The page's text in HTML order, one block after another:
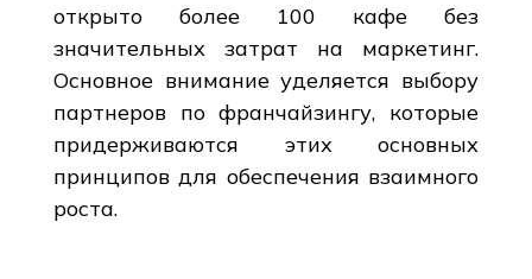
открыто более 100 кафе без
значительных затрат на маркетинг.
Основное внимание уделяется выбору
партнеров по франчайзингу, которые
придерживаются этих основных
принципов для обеспечения взаимного
роста.